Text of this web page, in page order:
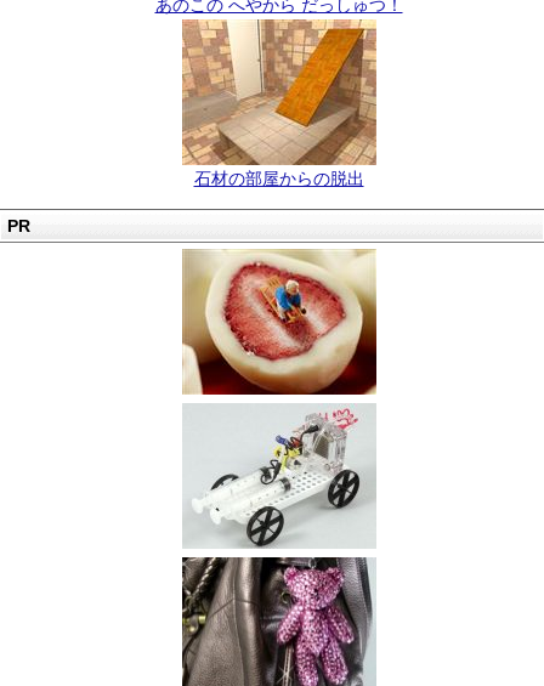
あのこの へやから だっしゅつ！
石材の部屋からの脱出
PR